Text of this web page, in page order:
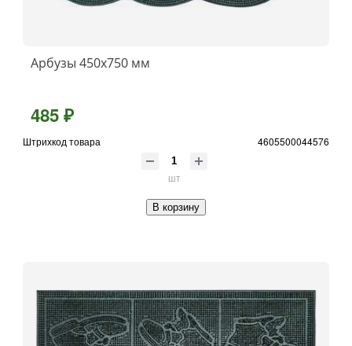
Арбузы 450х750 мм
485 ₽
Штрихкод товара 4605500044576
шт
В корзину